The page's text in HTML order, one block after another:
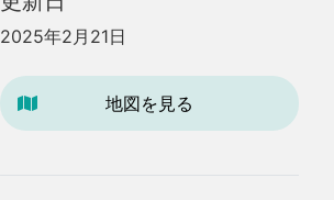
2025年2月21日
地図を見る